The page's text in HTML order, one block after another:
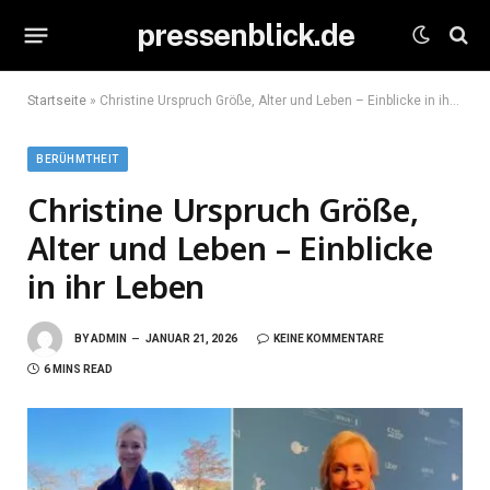
pressenblick.de
Startseite » Christine Urspruch Größe, Alter und Leben – Einblicke in ihr Leben
BERÜHMTHEIT
Christine Urspruch Größe,
Alter und Leben – Einblicke
in ihr Leben
BYADMIN JANUAR 21, 2026 KEINE KOMMENTARE
6 MINS READ